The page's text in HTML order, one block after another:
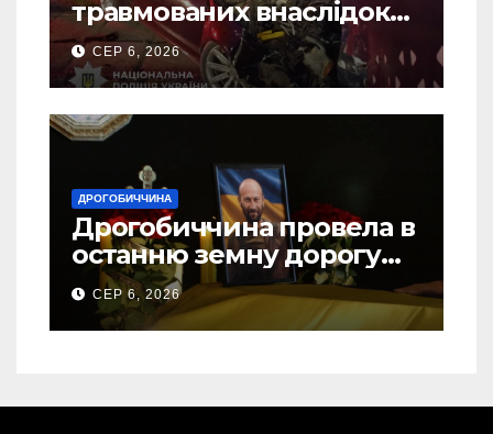
травмованих внаслідок
ДТП на Самбірщині
СЕР 6, 2026
ДРОГОБИЧЧИНА
Дрогобиччина провела в
останню земну дорогу
свого Захисника – Олега
Торського
СЕР 6, 2026